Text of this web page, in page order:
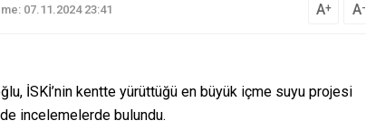
07.11.2024 23:41 A+ A-
İSKİ’nin kentte yürüttüğü en büyük içme suyu projesi
incelemelerde bulundu.